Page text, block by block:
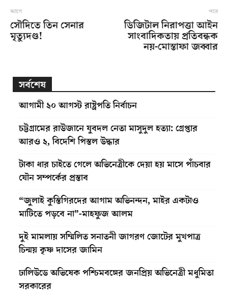
আগে
সৌদিতে তিন সেনার
মৃত্যুদণ্ড!
পরে
ডিজিটাল নিরাপত্তা আইন
সাংবাদিকতায় প্রতিবন্ধক
নয়-মোস্তাফা জব্বার
সর্বশেষ
আগামী ২০ আগস্ট রাষ্ট্রপতি নির্বাচন
চট্টগ্রামের রাউজানে যুবদল নেতা মাসুদুল হত্যা: গ্রেপ্তার
আরও ২, বিদেশি পিস্তল উদ্ধার
টাকা ধার চাইতে গেলে অভিনেত্রীকে দেয়া হয় মাসে পাঁচবার
যৌন সম্পর্কের প্রস্তাব
“জুলাই কুস্তিগিরদের আগাম অভিনন্দন, মাইর একটাও
মাটিতে পড়বে না”-মাহফুজ আলম
দুই মামলায় সম্মিলিত সনাতনী জাগরণ জোটের মুখপাত্র
চিন্ময় কৃষ্ণ দাসের জামিন
ঢালিউডে অভিষেক পশ্চিমবঙ্গের জনপ্রিয় অভিনেত্রী মধুমিতা
সরকারের